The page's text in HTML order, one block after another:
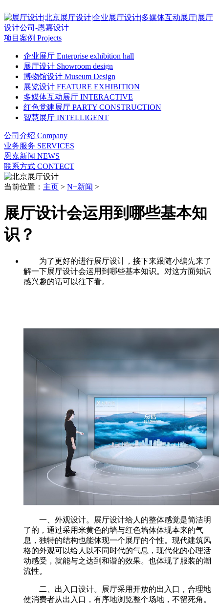
项目案例 Projects
企业展厅 Enterprise exhibition hall
展厅设计 Showroom design
博物馆设计 Museum Design
展览设计 FEATURE EXHIBITION
多媒体互动展厅 INTERACTIVE
红色党建展厅 PARTY CONSTRUCTION
智慧展厅 INTELLIGENT
公司介绍 Company
业务服务 SERVICES
恩嘉新闻 NEWS
联系方式 CONTECT
当前位置： 主页 > N+新闻 >
展厅设计会运用到哪些基本知
识？
为了更好的进行展厅设计，接下来跟随小编先来了
解一下展厅设计会运用到哪些基本知识。对这方面知识
感兴趣的话可以往下看。
一、外观设计。展厅设计给人的整体感觉是简洁明
了的，通过采用米黄色的墙与红色墙体体现本来的气
息，独特的结构也能体现一个展厅的个性。现代建筑风
格的外观可以给人以不同时代的气息，现代化的心理活
动感受，就能与之达到和谐的效果。也体现了服装的潮
流性。
二、出入口设计。展厅采用开放的出入口，合理地
使消费者从出入口，有序地浏览整个场地，不留死角。